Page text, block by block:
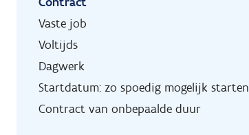
Vaste job
Voltijds
Dagwerk
Startdatum: zo spoedig mogelijk starten
Contract van onbepaalde duur